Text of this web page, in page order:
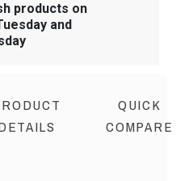
products on
and
QUICK
COMPARE